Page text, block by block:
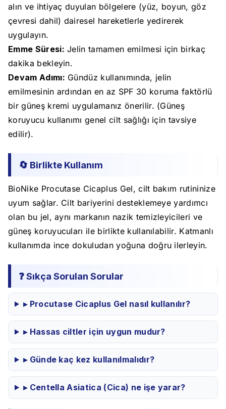
alın ve ihtiyaç duyulan bölgelere (yüz, boyun, göz
çevresi dahil) dairesel hareketlerle yedirerek
uygulayın.
Emme Süresi: Jelin tamamen emilmesi için birkaç
dakika bekleyin.
Devam Adımı: Gündüz kullanımında, jelin
emilmesinin ardından en az SPF 30 koruma faktörlü
bir güneş kremi uygulamanız önerilir. (Güneş
koruyucu kullanımı genel cilt sağlığı için tavsiye
edilir).
🔄 Birlikte Kullanım
BioNike Procutase Cicaplus Gel, cilt bakım rutininize
uyum sağlar. Cilt bariyerini desteklemeye yardımcı
olan bu jel, aynı markanın nazik temizleyicileri ve
güneş koruyucuları ile birlikte kullanılabilir. Katmanlı
kullanımda ince dokuludan yoğuna doğru ilerleyin.
❓ Sıkça Sorulan Sorular
▸ Procutase Cicaplus Gel nasıl kullanılır?
▸ Hassas ciltler için uygun mudur?
▸ Günde kaç kez kullanılmalıdır?
▸ Centella Asiatica (Cica) ne işe yarar?